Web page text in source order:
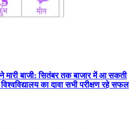
मारी बाजी: सितंबर तक बाजार में आ सकती
का दावा सभी परीक्षण रहे सफल